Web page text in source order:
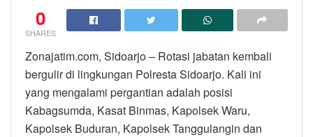
0
SHARES
Zonajatim.com, Sidoarjo – Rotasi jabatan kembali
bergulir di lingkungan Polresta Sidoarjo. Kali ini
yang mengalami pergantian adalah posisi
Kabagsumda, Kasat Binmas, Kapolsek Waru,
Kapolsek Buduran, Kapolsek Tanggulangin dan